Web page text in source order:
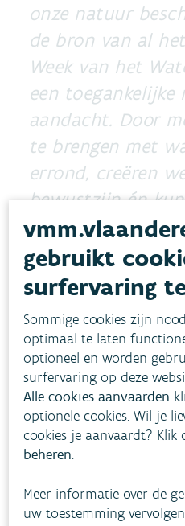
onze natuur
de bron van al
Week van het
een toegankelijke
aandacht. Door
te brengen met
errond, creëren
bewustzijn én
genieten van
te bieden heeft.
Jo Brouns
Vlaams minister van
Aftrap op
Op vrijdag 21 maart
aftrap van de Week van
Kapermolenpark in
Stad Hasselt, Join For
Vlaanderen vzw, wil het
gebruikt
surfervaring
Sommige cookies zijn
optimaal te laten
optioneel en worden
surfervaring op deze
Alle cookies aanvaarden
optionele cookies. Wil je
cookies je aanvaardt?
beheren.
Meer informatie over de
uw toestemming